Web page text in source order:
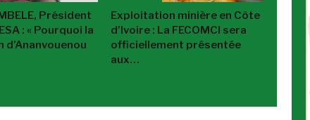
Président
: « Pourquoi la
Exploitation minière en Côte
d’Ivoire : La FECOMCI sera
officiellement présentée
aux…